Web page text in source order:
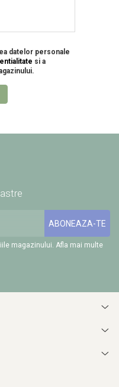
datelor personale
si a
magazinului. Afla mai multe